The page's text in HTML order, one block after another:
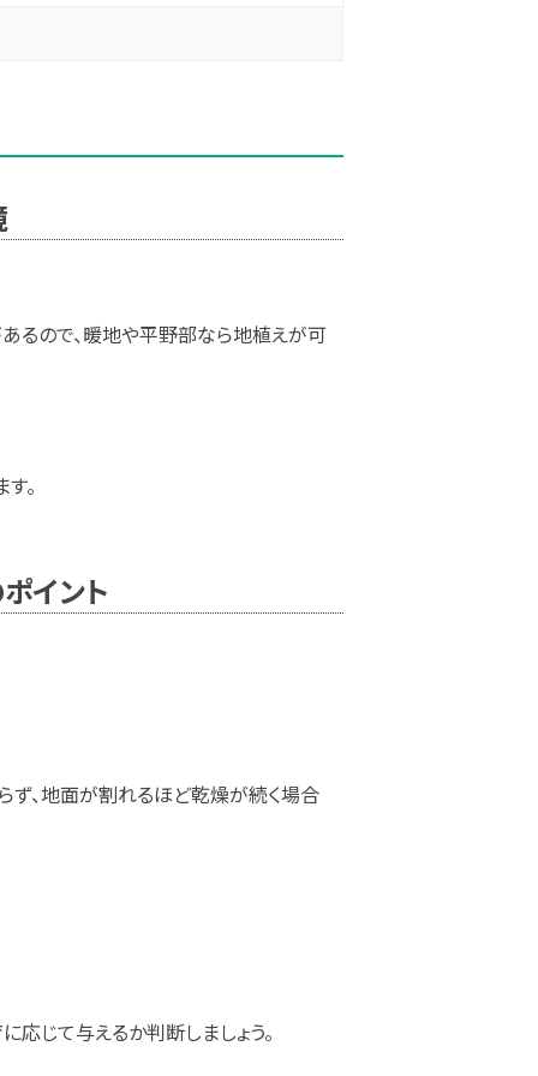
るので、暖地や平野部なら地植えが可
。
イント
ず、地面が割れるほど乾燥が続く場合
じて与えるか判断しましょう。